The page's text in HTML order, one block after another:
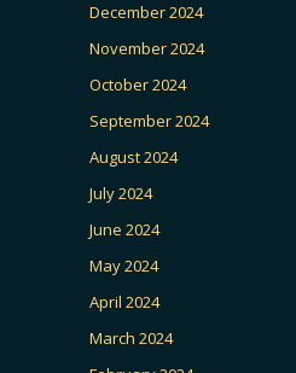
December 2024
November 2024
October 2024
September 2024
August 2024
July 2024
June 2024
May 2024
April 2024
March 2024